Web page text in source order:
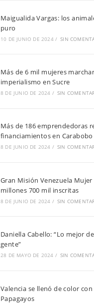
Maigualida Vargas: los
puro
10 DE JUNIO DE 2024 / SIN
Más de 6 mil mujeres
imperialismo en Sucre
8 DE JUNIO DE 2024 / SIN
Más de 186 emprendedoras
financiamientos en Carabobo
8 DE JUNIO DE 2024 / SIN
Gran Misión Venezuela
millones 700 mil inscritas
8 DE JUNIO DE 2024 / SIN
Daniella Cabello: “Lo mejor
gente”
28 DE MAYO DE 2024 / SIN
Valencia se llenó de color
Papagayos